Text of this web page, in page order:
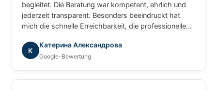
begleitet. Die Beratung war kompetent, ehrlich und
jederzeit transparent. Besonders beeindruckt hat
mich die schnelle Erreichbarkeit, die professionelle
Immobilien. Ich hatte zu jeder Zeit das Gefühl, dass
nicht einfach nur eine Immobilie vermittelt wird,
sondern dass meine persönlichen Interessen und
Wünsche im Mittelpunkt stehen. Alle Fragen wurden
К
Катерина Александрова
Google-Bewertung